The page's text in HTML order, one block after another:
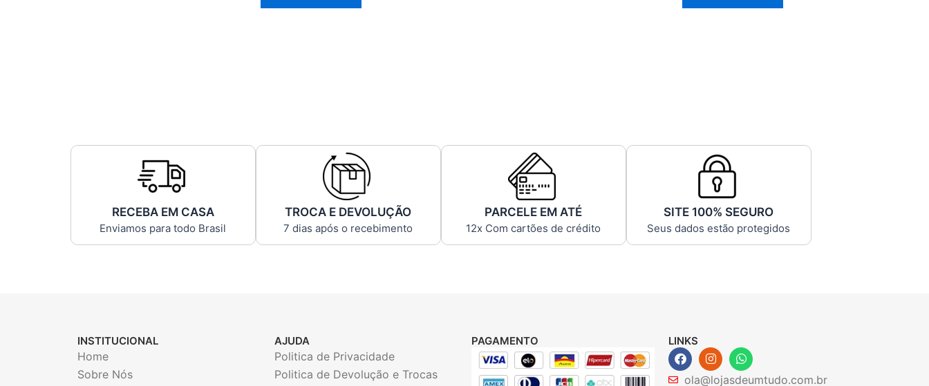
RECEBA EM CASA
Enviamos para todo Brasil
TROCA E DEVOLUÇÃO
7 dias após o recebimento
PARCELE EM ATÉ
12x Com cartões de crédito
SITE 100% SEGURO
Seus dados estão protegidos
INSTITUCIONAL
Home
Sobre Nós
AJUDA
Politica de Privacidade
Politica de Devolução e Trocas
PAGAMENTO LINKS
F
a
c
I
n
s
W
h
a
ola@lojasdeumtudo.com.br